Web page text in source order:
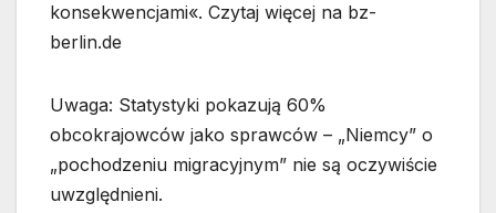
konsekwencjami«. Czytaj więcej na bz-
berlin.de
Uwaga: Statystyki pokazują 60%
obcokrajowców jako sprawców – „Niemcy” o
„pochodzeniu migracyjnym” nie są oczywiście
uwzględnieni.